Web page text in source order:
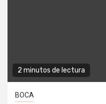
2 minutos de lectura
BOCA